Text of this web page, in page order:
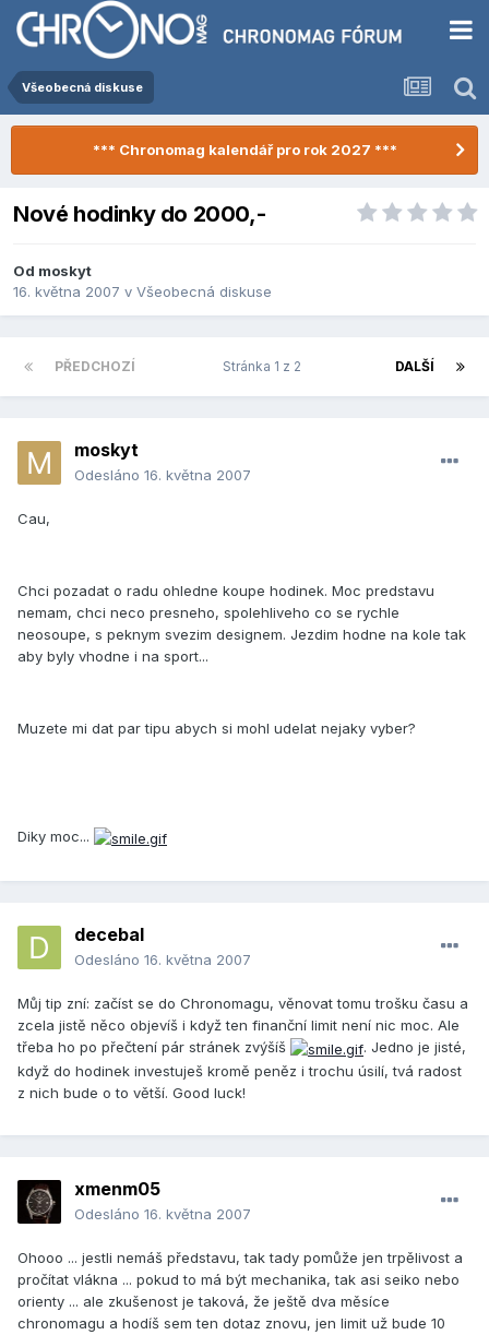
Všeobecná diskuse
*** Chronomag kalendář pro rok 2027 ***
Nové hodinky do 2000,-
Od moskyt
16. května 2007 v Všeobecná diskuse
PŘEDCHOZÍ DALŠÍ
Stránka 1 z 2
moskyt
Odesláno 16. května 2007
Cau,
Chci pozadat o radu ohledne koupe hodinek. Moc predstavu
nemam, chci neco presneho, spolehliveho co se rychle
neosoupe, s peknym svezim designem. Jezdim hodne na kole tak
aby byly vhodne i na sport...
Muzete mi dat par tipu abych si mohl udelat nejaky vyber?
Diky moc...
decebal
Odesláno 16. května 2007
Můj tip zní: začíst se do Chronomagu, věnovat tomu trošku času a
zcela jistě něco objevíš i když ten finanční limit není nic moc. Ale
třeba ho po přečtení pár stránek zvýšíš
. Jedno je jisté,
když do hodinek investuješ kromě peněz i trochu úsilí, tvá radost
z nich bude o to větší. Good luck!
xmenm05
Odesláno 16. května 2007
Ohooo ... jestli nemáš představu, tak tady pomůže jen trpělivost a
pročítat vlákna ... pokud to má být mechanika, tak asi seiko nebo
orienty ... ale zkušenost je taková, že ještě dva měsíce
chronomagu a hodíš sem ten dotaz znovu, jen limit už bude 10